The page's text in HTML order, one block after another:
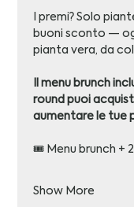
I premi? Solo
buoni sconto —
pianta vera, da
Il menu brunch
round puoi
aumentare le tue
🎟️ Menu brunch +
Show More